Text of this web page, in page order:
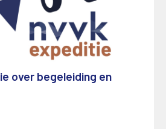
over begeleiding en